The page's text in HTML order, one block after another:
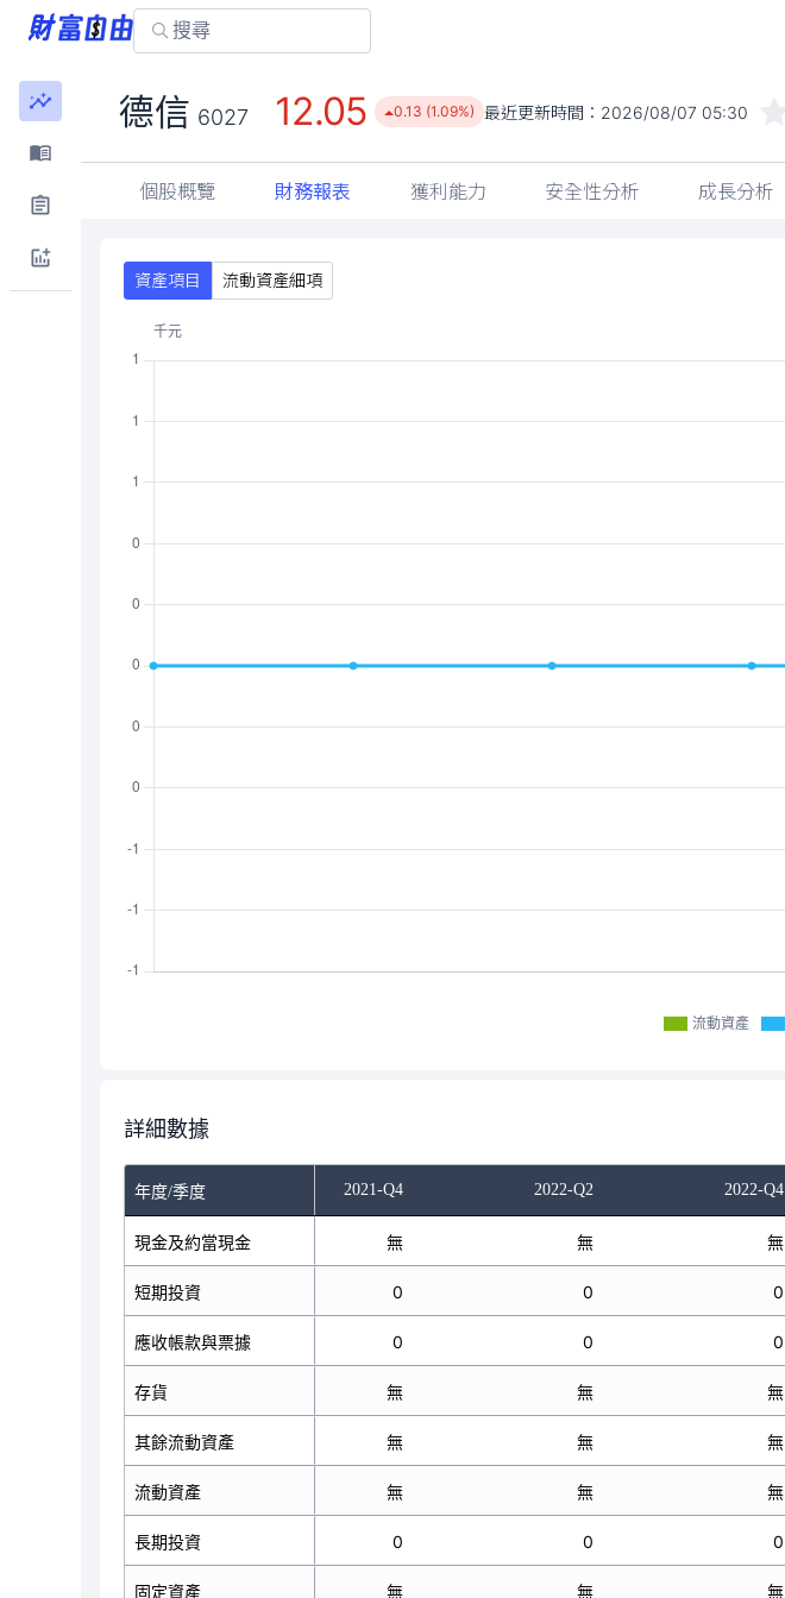
德信 6027 12.05 0.13 (1.09%) 最近更新時間： 2026/08/07 05:30
個股概覽 財務報表 獲利能力 安全性分析 成長分析
資產項目 流動資產細項
流動資產
詳細數據
年度/季度
2021-Q2 2021-Q4 2022-Q2 2022-Q4
現金及約當現金
短期投資
應收帳款與票據
存貨
其餘流動資產
流動資產
長期投資
固定資產
無 無 無 無
0 0 0
0 0 0 0
無 無 無
無 無 無 無
無 無 無 無
0 0 0
無 無 無 無